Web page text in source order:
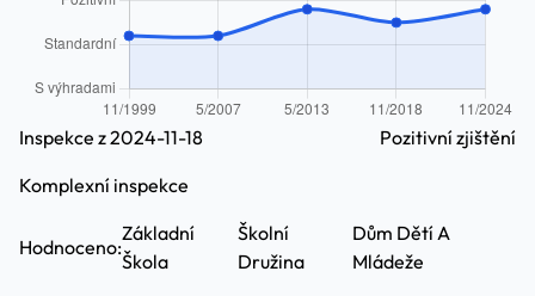
Inspekce z 2024-11-18
Komplexní inspekce
Pozitivní zjištění
Hodnoceno:
Základní
Škola
Školní
Družina
Dům Dětí A
Mládeže